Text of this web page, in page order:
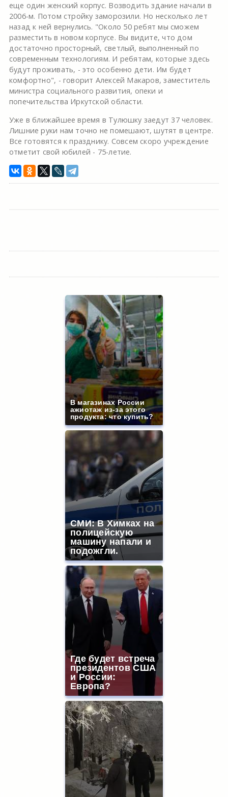
еще один женский корпус. Возводить здание начали в
2006-м. Потом стройку заморозили. Но несколько лет
назад к ней вернулись. "Около 50 ребят мы сможем
разместить в новом корпусе. Вы видите, что дом
достаточно просторный, светлый, выполненный по
современным технологиям. И ребятам, которые здесь
будут проживать, - это особенно дети. Им будет
комфортно", - говорит Алексей Макаров, заместитель
министра социального развития, опеки и
попечительства Иркутской области.
Уже в ближайшее время в Тулюшку заедут 37 человек.
Лишние руки нам точно не помешают, шутят в центре.
Все готовятся к празднику. Совсем скоро учреждение
отметит свой юбилей - 75-летие.
В магазинах России
ажиотаж из-за этого
продукта: что купить?
СМИ: В Химках на
полицейскую
машину напали и
подожгли.
Где будет встреча
президентов США
и России:
Европа?